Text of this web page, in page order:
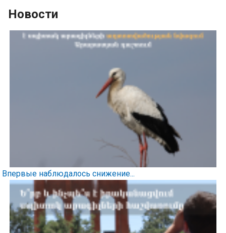
Новости
Впервые наблюдалось снижение...